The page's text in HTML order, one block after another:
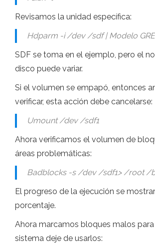
Revisamos la unidad específica:
Hdparm -i /dev /sdf | Modelo
SDF se toma en el ejemplo, pero el
disco puede variar.
Si el volumen se empapó, entonces
verificar, esta acción debe cancelarse:
Umount /dev /sdf1
Ahora verificamos el volumen de
áreas problemáticas:
Badblocks -s /dev /sdf1> /root /
El progreso de la ejecución se
porcentaje.
Ahora marcamos bloques malos
sistema deje de usarlos: